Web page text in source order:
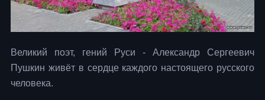
Великий поэт, гений Руси - Александр Сергеевич
Пушкин живёт в сердце каждого настоящего русского
человека.